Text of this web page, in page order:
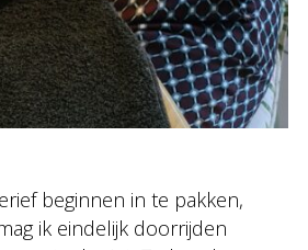
beginnen in te pakken,
ik eindelijk doorrijden